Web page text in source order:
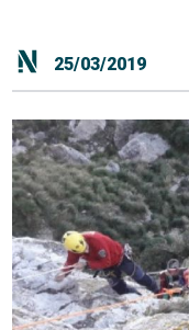
25/03/2019